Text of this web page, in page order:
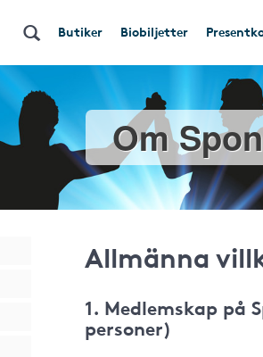
Butiker Biobiljetter
Om
Allmänna
1. Medlemskap på
personer)